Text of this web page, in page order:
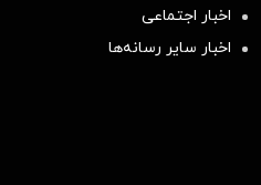
اخبار اجتماعی
اخبار سایر رسانه‌‌ها